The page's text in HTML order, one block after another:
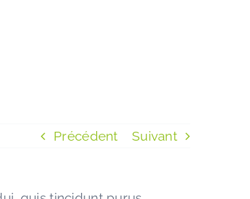
Précédent Suivant